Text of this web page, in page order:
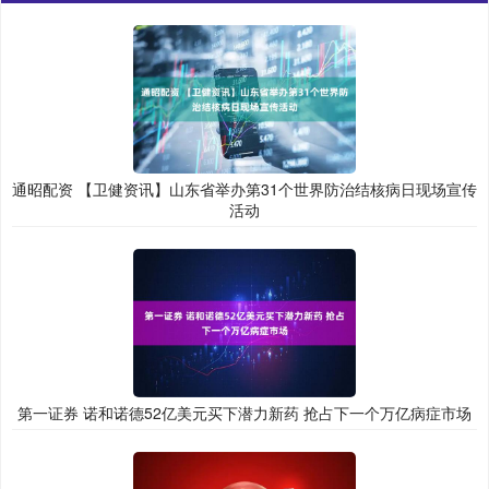
通昭配资 【卫健资讯】山东省举办第31个世界防治结核病日现场宣传
活动
第一证券 诺和诺德52亿美元买下潜力新药 抢占下一个万亿病症市场